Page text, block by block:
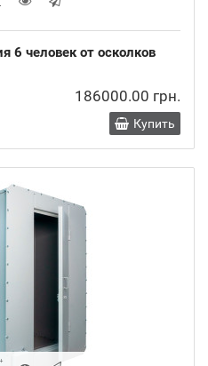
6 человек от осколков
186000.00 грн.
Купить